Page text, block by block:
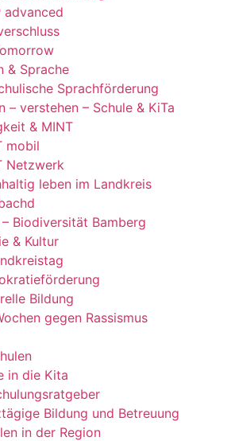
advanced
& Sprache
Sprachförderung
– verstehen – Schule & KiTa
& MINT
mobil
Netzwerk
leben im Landkreis
– Biodiversität Bamberg
& Kultur
Bildung
gegen Rassismus
in die Kita
Bildung und Betreuung
in der Region